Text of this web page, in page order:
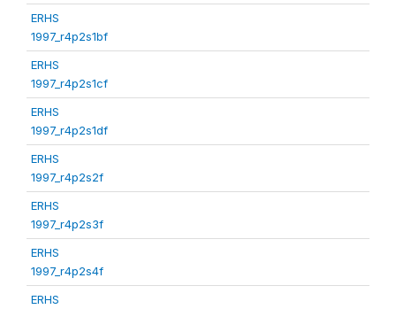
ERHS
1997_r4p2s1bf
ERHS
1997_r4p2s1cf
ERHS
1997_r4p2s1df
ERHS
1997_r4p2s2f
ERHS
1997_r4p2s3f
ERHS
1997_r4p2s4f
ERHS